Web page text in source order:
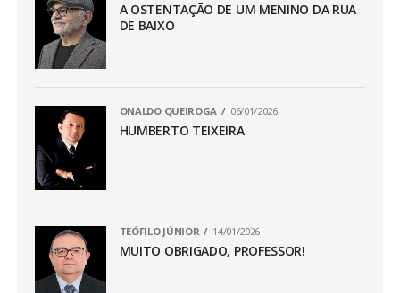
A OSTENTAÇÃO DE UM MENINO DA RUA
DE BAIXO
ONALDO QUEIROGA 06/01/2026
HUMBERTO TEIXEIRA
TEÓFILO JÚNIOR 14/01/2026
MUITO OBRIGADO, PROFESSOR!